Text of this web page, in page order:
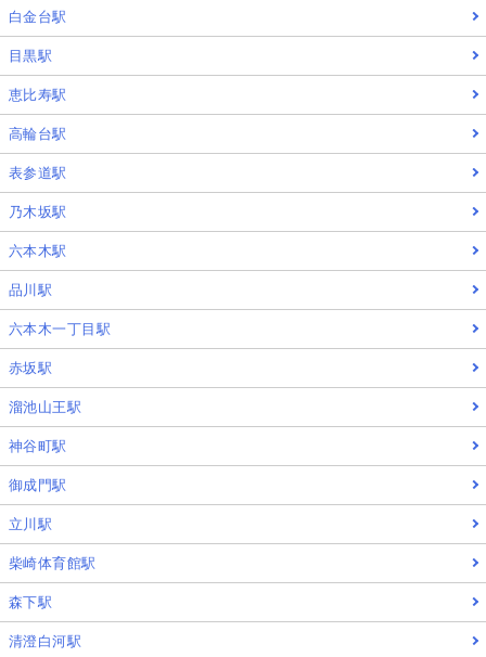
白金台駅
目黒駅
恵比寿駅
高輪台駅
表参道駅
乃木坂駅
六本木駅
品川駅
六本木一丁目駅
赤坂駅
溜池山王駅
神谷町駅
御成門駅
立川駅
柴崎体育館駅
森下駅
清澄白河駅